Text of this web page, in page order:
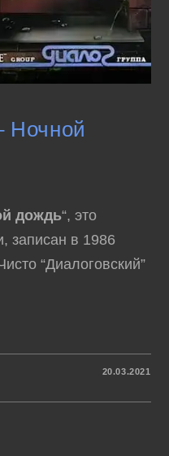
Ночной
дождь“, это
записан в 1986
“Диалоговский”
20.03.2021